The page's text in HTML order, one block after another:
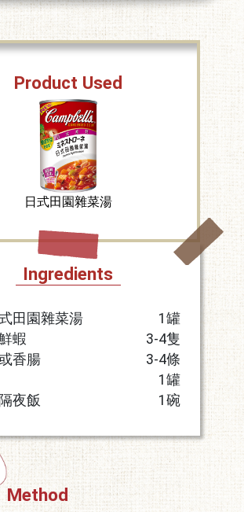
Product Used
日式田園雜菜湯
Ingredients
田園雜菜湯
1罐
蝦
3-4隻
香腸
3-4條
1罐
夜飯
1碗
Method